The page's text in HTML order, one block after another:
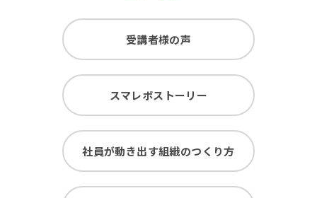
受講者様の声
スマレボストーリー
社員が動き出す組織のつくり方